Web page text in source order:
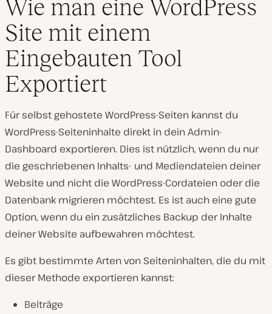
Wie man eine WordPress
Site mit einem
Eingebauten Tool
Exportiert
Für selbst gehostete WordPress-Seiten kannst du
WordPress-Seiteninhalte direkt in dein Admin-
Dashboard exportieren. Dies ist nützlich, wenn du nur
die geschriebenen Inhalts- und Mediendateien deiner
Website und nicht die WordPress-Cordateien oder die
Datenbank migrieren möchtest. Es ist auch eine gute
Option, wenn du ein zusätzliches Backup der Inhalte
deiner Website aufbewahren möchtest.
Es gibt bestimmte Arten von Seiteninhalten, die du mit
dieser Methode exportieren kannst:
Beiträge